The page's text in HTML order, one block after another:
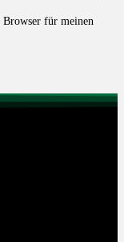
Browser für meinen